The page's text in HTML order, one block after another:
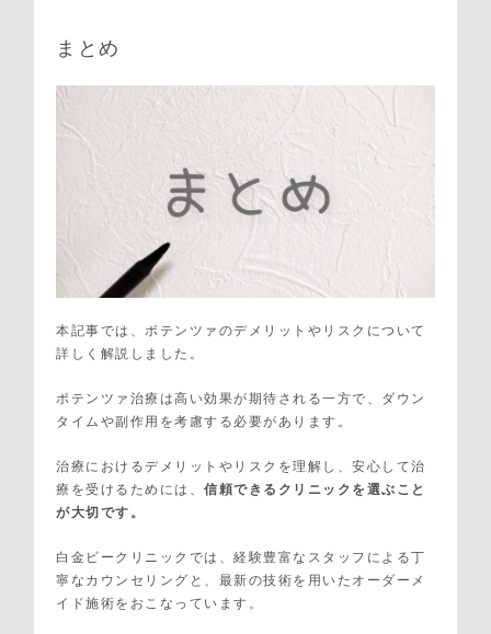
まとめ
本記事では、ポテンツァのデメリットやリスクについて
詳しく解説しました。
ポテンツァ治療は高い効果が期待される一方で、ダウン
タイムや副作用を考慮する必要があります。
治療におけるデメリットやリスクを理解し、安心して治
療を受けるためには、信頼できるクリニックを選ぶこと
が大切です。
白金ビークリニックでは、経験豊富なスタッフによる丁
寧なカウンセリングと、最新の技術を用いたオーダーメ
イド施術をおこなっています。